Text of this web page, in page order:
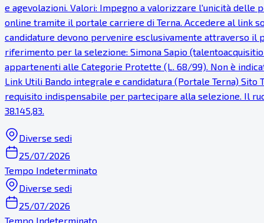
e agevolazioni. Valori: Impegno a valorizzare l'unicità delle
online tramite il portale carriere di Terna. Accedere al link
candidature devono pervenire esclusivamente attraverso
riferimento per la selezione: Simona Sapio
appartenenti alle Categorie Protette (L. 68/99). Non è
Link Utili Bando integrale e candidatura (Portale Terna)
requisito indispensabile per partecipare alla selezione. Il
38.145,83.
Diverse sedi
25/07/2026
Tempo Indeterminato
Diverse sedi
25/07/2026
Tempo Indeterminato